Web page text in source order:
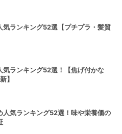
気ランキング52選【プチプラ・髪質
気ランキング52選！【焦げ付かな
】
人気ランキング52選！味や栄養価の